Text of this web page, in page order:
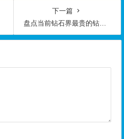
下一篇
盘点当前钻石界最贵的钻石,看完失眠了